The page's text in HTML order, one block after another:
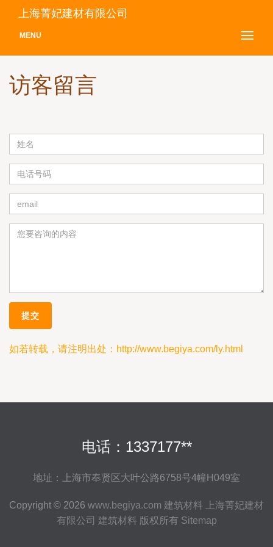
上海菁妃建材有限公司
MENU
访客留言
如若转载，请注明出处：http://www.begiya.com/ly.html
电话：1337177**
地址：上海市奉贤区大叶公路6758号4幢H049室
Copyright © 2026 www.begiya.com 建筑材料
上海菁妃建材
有限公司 建筑材料 版权所有 Sitemap